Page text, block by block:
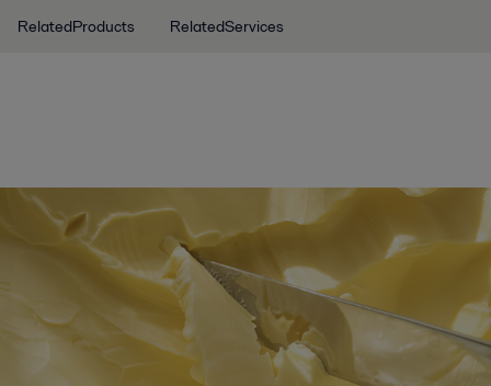
RelatedProducts RelatedServices